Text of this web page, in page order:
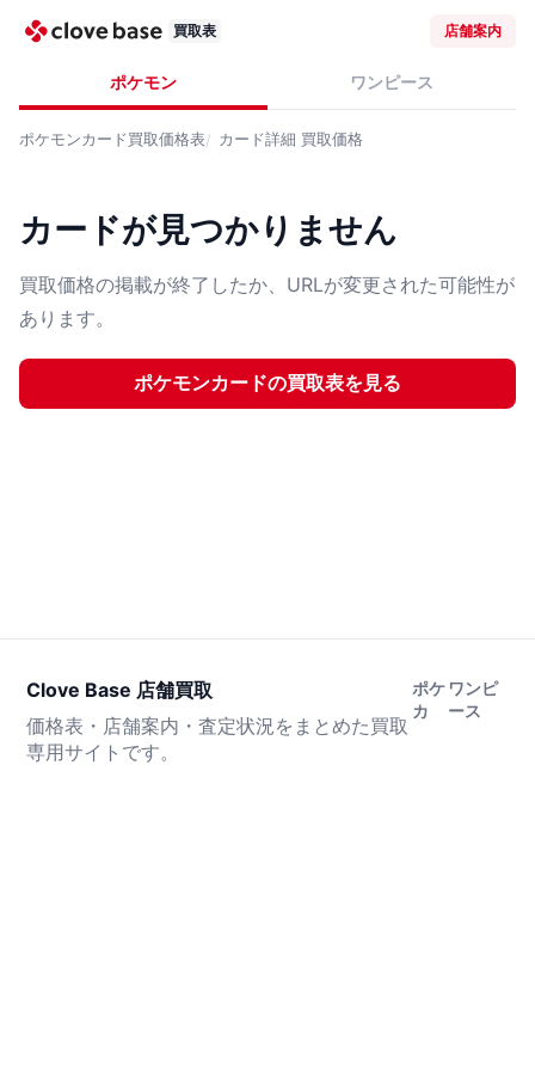
買取表 店舗案内
ポケモン ワンピース
ポケモンカード買取価格表 カード詳細 買取価格
カードが見つかりません
買取価格の掲載が終了したか、URLが変更された可能性が
あります。
ポケモンカードの買取表を見る
Clove Base 店舗買取
価格表・店舗案内・査定状況をまとめた買取
専用サイトです。
ポケ
カ
ワンピ
ース